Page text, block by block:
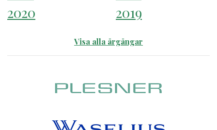
2020
2019
Visa alla årgångar